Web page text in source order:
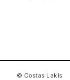
© Costas Lakis